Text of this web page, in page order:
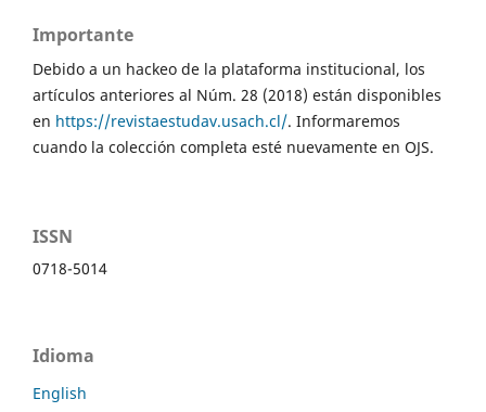
Importante
Debido a un hackeo de la plataforma institucional, los
artículos anteriores al Núm. 28 (2018) están disponibles
en https://revistaestudav.usach.cl/. Informaremos
cuando la colección completa esté nuevamente en OJS.
ISSN
0718-5014
Idioma
English